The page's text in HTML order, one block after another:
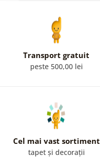
Transport gratuit
peste 500,00 lei
Cel mai vast sortiment
tapet și decorații